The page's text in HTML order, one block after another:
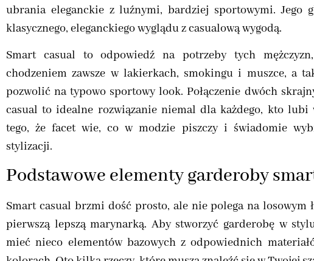
ubrania eleganckie z luźnymi, bardziej sportowymi. Jego
klasycznego, eleganckiego wyglądu z casualową wygodą.
Smart casual to odpowiedź na potrzeby tych
chodzeniem zawsze w lakierkach, smokingu i muszce, a
pozwolić na typowo sportowy look. Połączenie dwóch
casual to idealne rozwiązanie niemal dla każdego, kto lubi
tego, że facet wie, co w modzie piszczy i świadomie
stylizacji.
Podstawowe elementy garderoby
Smart casual brzmi dość prosto, ale nie polega na losowym
pierwszą lepszą marynarką. Aby stworzyć garderobę w
mieć nieco elementów bazowych z odpowiednich